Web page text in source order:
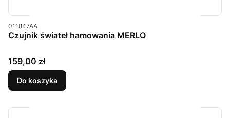
Kod produktu
011847AA
Czujnik świateł hamowania MERLO
Cena
159,00 zł
Do koszyka